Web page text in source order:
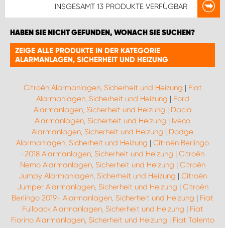
INSGESAMT 13 PRODUKTE VERFÜGBAR
HABEN SIE NICHT GEFUNDEN, WONACH SIE SUCHEN?
ZEIGE ALLE PRODUKTE IN DER KATEGORIE
ALARMANLAGEN, SICHERHEIT UND HEIZUNG
Citroën Alarmanlagen, Sicherheit und Heizung | Fiat
Alarmanlagen, Sicherheit und Heizung | Ford
Alarmanlagen, Sicherheit und Heizung | Dacia
Alarmanlagen, Sicherheit und Heizung | Iveco
Alarmanlagen, Sicherheit und Heizung | Dodge
Alarmanlagen, Sicherheit und Heizung | Citroën Berlingo
-2018 Alarmanlagen, Sicherheit und Heizung | Citroën
Nemo Alarmanlagen, Sicherheit und Heizung | Citroën
Jumpy Alarmanlagen, Sicherheit und Heizung | Citroën
Jumper Alarmanlagen, Sicherheit und Heizung | Citroën
Berlingo 2019- Alarmanlagen, Sicherheit und Heizung | Fiat
Fullback Alarmanlagen, Sicherheit und Heizung | Fiat
Fiorino Alarmanlagen, Sicherheit und Heizung | Fiat Talento